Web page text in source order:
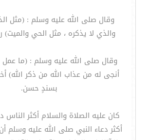
وقال صلى الله عليه وسلم : (مثل
والذي لا يذكره ، مثل الحي والميت)
وقال صلى الله عليه وسلم : (ما عمل
أنجى له من عذاب الله من ذكر الله)
بسندٍ حسن.
كان عليه الصلاة والسلام أكثر الناس
أكثر دعاء النبي صلى الله عليه وسلم